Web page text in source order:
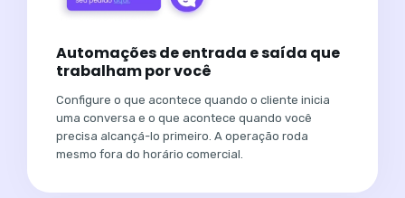
Automações de entrada e saída que
trabalham por você
Configure o que acontece quando o cliente inicia
uma conversa e o que acontece quando você
precisa alcançá-lo primeiro. A operação roda
mesmo fora do horário comercial.